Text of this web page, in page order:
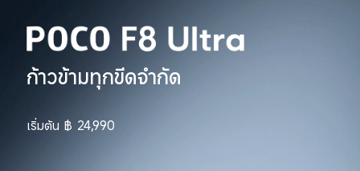
ก้าวข้ามทุกขีดจำกัด
เริ่มต้น ฿ 24,990